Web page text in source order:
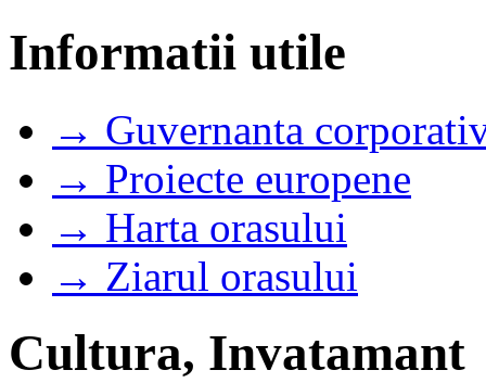
Informatii utile
→ Guvernanta
→ Proiecte europene
→ Harta orasului
→ Ziarul orasului
Cultura, Invatamant